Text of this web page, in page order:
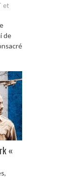
et
de
«